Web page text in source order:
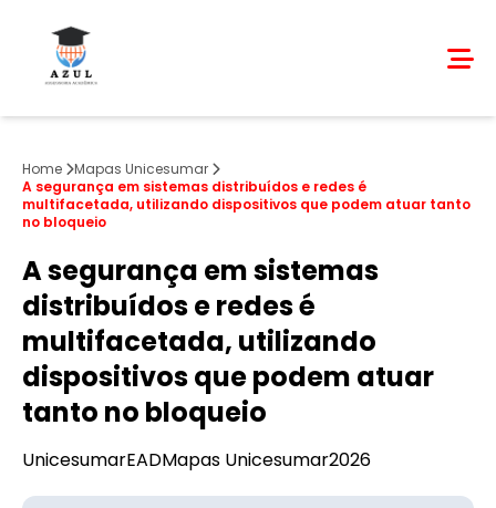
Home
Mapas Unicesumar
A segurança em sistemas distribuídos e redes é
multifacetada, utilizando dispositivos que podem atuar tanto
no bloqueio
A segurança em sistemas
distribuídos e redes é
multifacetada, utilizando
dispositivos que podem atuar
tanto no bloqueio
UnicesumarEADMapas Unicesumar2026